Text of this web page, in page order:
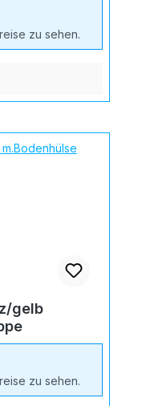
zu sehen.
gelb
zu sehen.